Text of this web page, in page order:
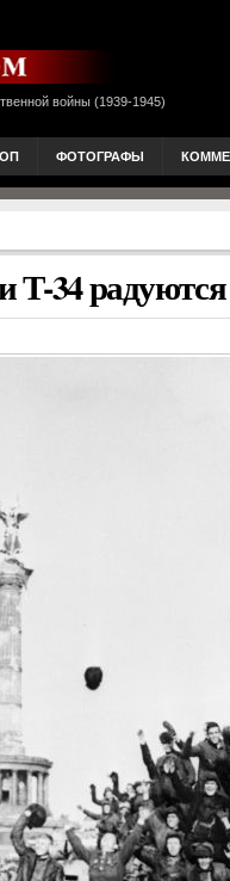
войны (1939-1945)
ФОТОГРАФЫ
Т-34